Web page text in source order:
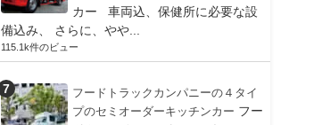
カー 車両込、保健所に必要な設
備込み、 さらに、やや...
115.1k件のビュー
フードトラックカンパニーの４タイ
プのセミオーダーキッチンカー フー